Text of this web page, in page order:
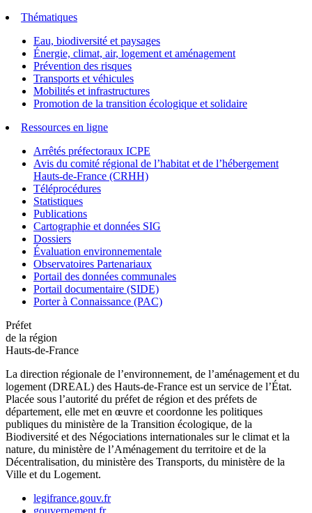
Thématiques
Eau, biodiversité et paysages
Énergie, climat, air, logement et aménagement
Prévention des risques
Transports et véhicules
Mobilités et infrastructures
Promotion de la transition écologique et solidaire
Ressources en ligne
Arrêtés préfectoraux ICPE
Avis du comité régional de l’habitat et de l’hébergement
Hauts-de-France (CRHH)
Téléprocédures
Statistiques
Publications
Cartographie et données SIG
Dossiers
Évaluation environnementale
Observatoires Partenariaux
Portail des données communales
Portail documentaire (SIDE)
Porter à Connaissance (PAC)
Préfet
de la région
Hauts-de-France
La direction régionale de l’environnement, de l’aménagement et du
logement (DREAL) des Hauts-de-France est un service de l’État.
Placée sous l’autorité du préfet de région et des préfets de
département, elle met en œuvre et coordonne les politiques
publiques du ministère de la Transition écologique, de la
Biodiversité et des Négociations internationales sur le climat et la
nature, du ministère de l’Aménagement du territoire et de la
Décentralisation, du ministère des Transports, du ministère de la
Ville et du Logement.
legifrance.gouv.fr
gouvernement.fr